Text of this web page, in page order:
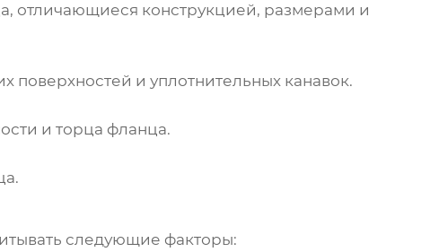
, отличающиеся конструкцией, размерами и
поверхностей и уплотнительных канавок.
и торца фланца.
следующие факторы: